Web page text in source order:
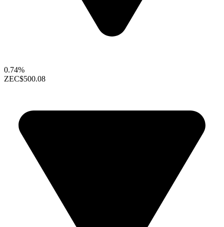
0.74%
ZEC$500.08